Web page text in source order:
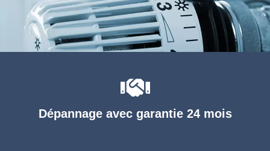
Dépannage avec garantie 24 mois